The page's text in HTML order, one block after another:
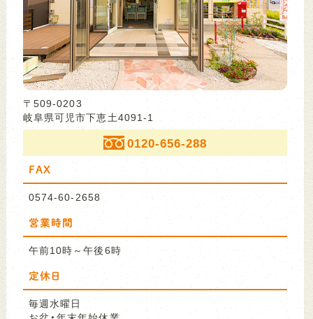
〒509-0203
岐阜県可児市下恵土4091-1
0120-656-288
FAX
0574-60-2658
営業時間
午前10時～午後6時
定休日
毎週水曜日